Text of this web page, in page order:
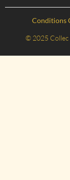
Conditions
© 2025 Collec